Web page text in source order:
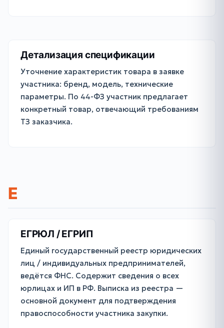
Детализация спецификации
Уточнение характеристик товара в заявке
участника: бренд, модель, технические
параметры. По 44-ФЗ участник предлагает
конкретный товар, отвечающий требованиям
ТЗ заказчика.
Е
ЕГРЮЛ / ЕГРИП
Единый государственный реестр юридических
лиц / индивидуальных предпринимателей,
ведётся ФНС. Содержит сведения о всех
юрлицах и ИП в РФ. Выписка из реестра —
основной документ для подтверждения
правоспособности участника закупки.